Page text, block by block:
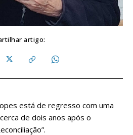
artigo:
está de regresso com uma
de dois anos após o